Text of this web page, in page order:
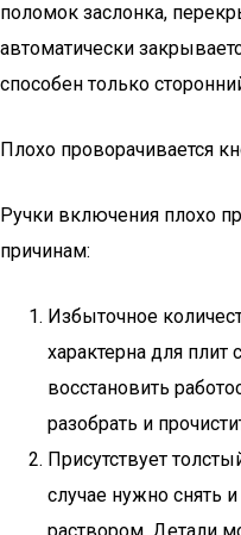
поломок заслонка,
автоматически
способен только
Плохо проворачивается
Ручки включения плохо
причинам:
Избыточное
характерна для плит
восстановить
разобрать и
Присутствует
случае нужно